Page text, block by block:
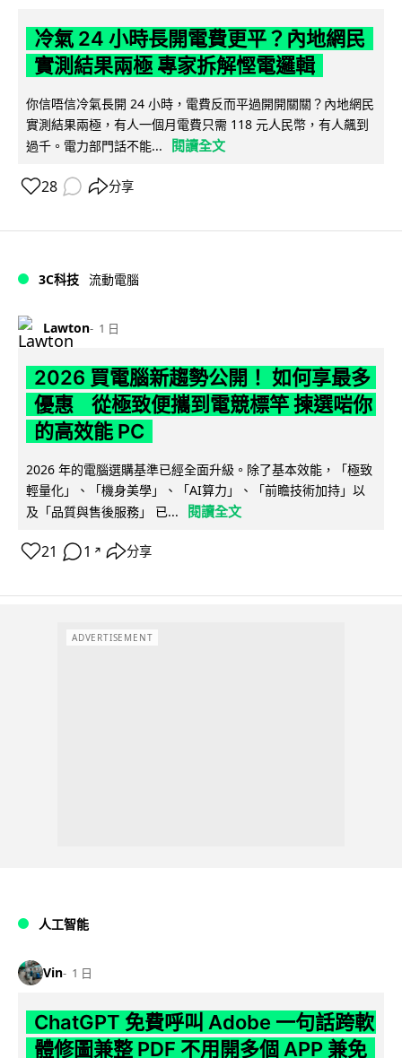
冷氣 24 小時長開電費更平？內地網民
實測結果兩極 專家拆解慳電邏輯
你信唔信冷氣長開 24 小時，電費反而平過開開關關？內地網民
實測結果兩極，有人一個月電費只需 118 元人民幣，有人飆到
過千。電力部門話不能...
閱讀全文
28 分享
3C科技 流動電腦
Lawton 1 日
2026 買電腦新趨勢公開！ 如何享最多
優惠 從極致便攜到電競標竿 揀選啱你
的高效能 PC
2026 年的電腦選購基準已經全面升級。除了基本效能，「極致
輕量化」、「機身美學」、「AI算力」、「前瞻技術加持」以
及「品質與售後服務」 已...
閱讀全文
21 1 ↗ 分享
ADVERTISEMENT
人工智能
Vin 1 日
ChatGPT 免費呼叫 Adobe 一句話跨軟
體修圖兼整 PDF 不用開多個 APP 兼免